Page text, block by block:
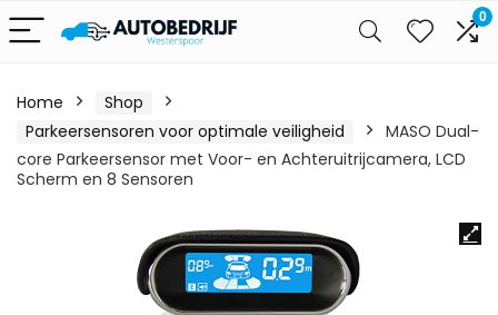
0
Home
Shop
Parkeersensoren voor optimale veiligheid
MASO Dual-
core Parkeersensor met Voor- en Achteruitrijcamera, LCD
Scherm en 8 Sensoren